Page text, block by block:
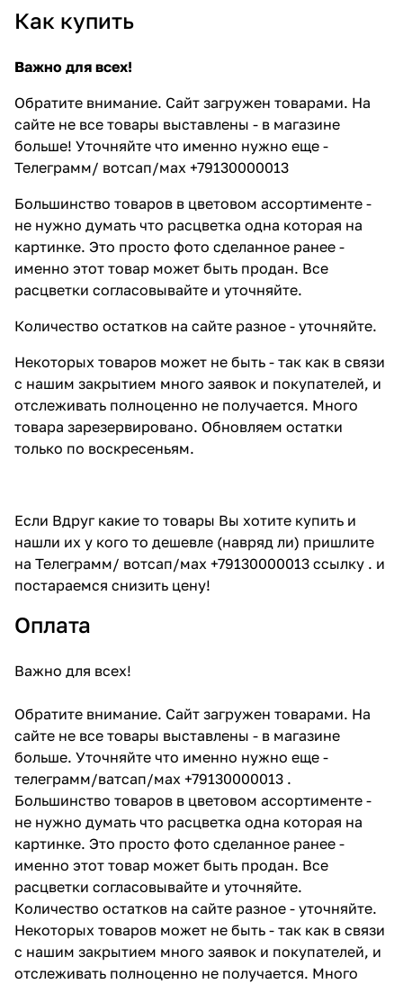
Как купить
Важно для всех!
Обратите внимание. Сайт загружен товарами. На
сайте не все товары выставлены - в магазине
больше! Уточняйте что именно нужно еще -
Телеграмм/ вотсап/мах +79130000013
Большинство товаров в цветовом ассортименте -
не нужно думать что расцветка одна которая на
картинке. Это просто фото сделанное ранее -
именно этот товар может быть продан. Все
расцветки согласовывайте и уточняйте.
Количество остатков на сайте разное - уточняйте.
Некоторых товаров может не быть - так как в связи
с нашим закрытием много заявок и покупателей, и
отслеживать полноценно не получается. Много
товара зарезервировано. Обновляем остатки
только по воскресеньям.
Если Вдруг какие то товары Вы хотите купить и
нашли их у кого то дешевле (навряд ли) пришлите
на Телеграмм/ вотсап/мах +79130000013 ссылку . и
постараемся снизить цену!
Оплата
Важно для всех!
Обратите внимание. Сайт загружен товарами. На
сайте не все товары выставлены - в магазине
больше. Уточняйте что именно нужно еще -
телеграмм/ватсап/мах +79130000013 .
Большинство товаров в цветовом ассортименте -
не нужно думать что расцветка одна которая на
картинке. Это просто фото сделанное ранее -
именно этот товар может быть продан. Все
расцветки согласовывайте и уточняйте.
Количество остатков на сайте разное - уточняйте.
Некоторых товаров может не быть - так как в связи
с нашим закрытием много заявок и покупателей, и
отслеживать полноценно не получается. Много